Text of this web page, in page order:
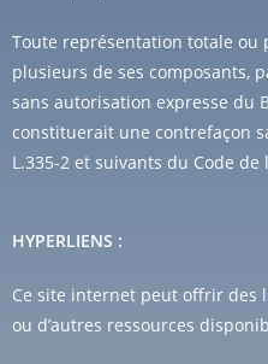
Toute représentation totale ou
plusieurs de ses composants,
sans autorisation expresse du
constituerait une contrefaçon
L.335-2 et suivants du Code
HYPERLIENS :
Ce site internet peut offrir des
ou d’autres ressources